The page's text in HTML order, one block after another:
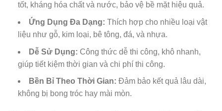
tốt, kháng hóa chất và nước, bảo vệ bề mặt hiệu quả.
Ứng Dụng Đa Dạng: Thích hợp cho nhiều loại vật
liệu như gỗ, kim loại, bê tông, đá, và nhựa.
Dễ Sử Dụng: Công thức dễ thi công, khô nhanh,
giúp tiết kiệm thời gian và chi phí thi công.
Bền Bỉ Theo Thời Gian: Đảm bảo kết quả lâu dài,
không bị bong tróc hay mài mòn.